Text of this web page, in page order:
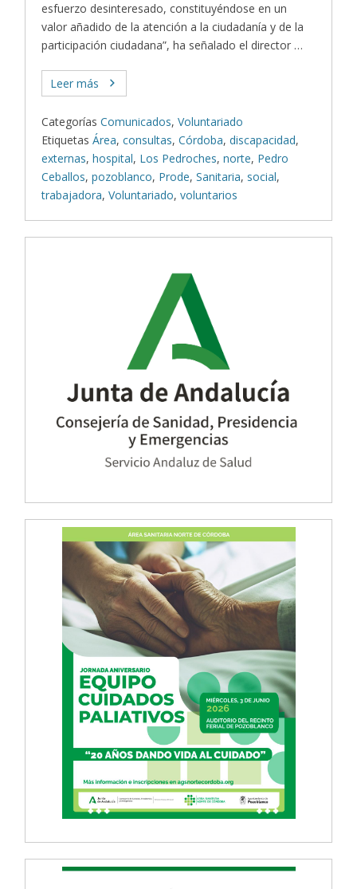
esfuerzo desinteresado, constituyéndose en un
valor añadido de la atención a la ciudadanía y de la
participación ciudadana”, ha señalado el director …
Leer más
Categorías Comunicados,Voluntariado
Etiquetas Área,consultas,Córdoba,discapacidad,
externas,hospital, Los Pedroches,norte, Pedro
Ceballos,pozoblanco, Prode,Sanitaria, social,
trabajadora,Voluntariado,voluntarios